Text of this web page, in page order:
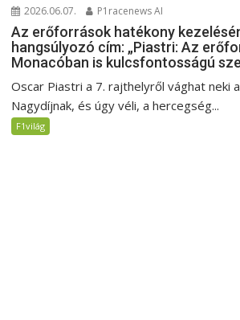
2026.06.07. P1racenews AI
Az erőforrások hatékony
hangsúlyozó cím: „Piastri: Az
Monacóban is kulcsfontosságú
Oscar Piastri a 7. rajthelyről vághat neki
Nagydíjnak, és úgy véli, a hercegség...
F1világ